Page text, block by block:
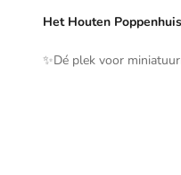
Het Houten Poppenhuis
✨️Dé plek voor